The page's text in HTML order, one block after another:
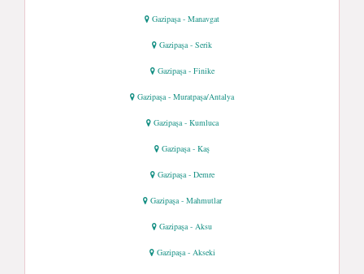
Gazipaşa - Manavgat
Gazipaşa - Serik
Gazipaşa - Finike
Gazipaşa - Muratpaşa/Antalya
Gazipaşa - Kumluca
Gazipaşa - Kaş
Gazipaşa - Demre
Gazipaşa - Mahmutlar
Gazipaşa - Aksu
Gazipaşa - Akseki